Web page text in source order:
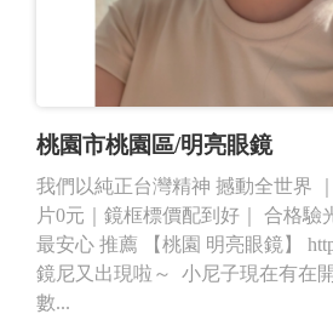
桃園市桃園區/明亮眼鏡
我們以純正台灣精神 撼動全世界
片0元｜鏡框標價配到好｜ 合格驗
最安心 推薦 【桃園 明亮眼鏡】
鏡尼又出現啦～ 小尼子現在有在
數...